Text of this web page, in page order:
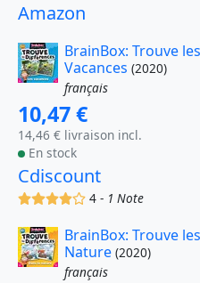
Amazon
BrainBox: Trouve
Vacances (2020)
français
10,47 €
14,46 € livraison incl.
En stock
Cdiscount
(x)(x)(x)(x)()4 - 1 Note
BrainBox: Trouve
Nature (2020)
français